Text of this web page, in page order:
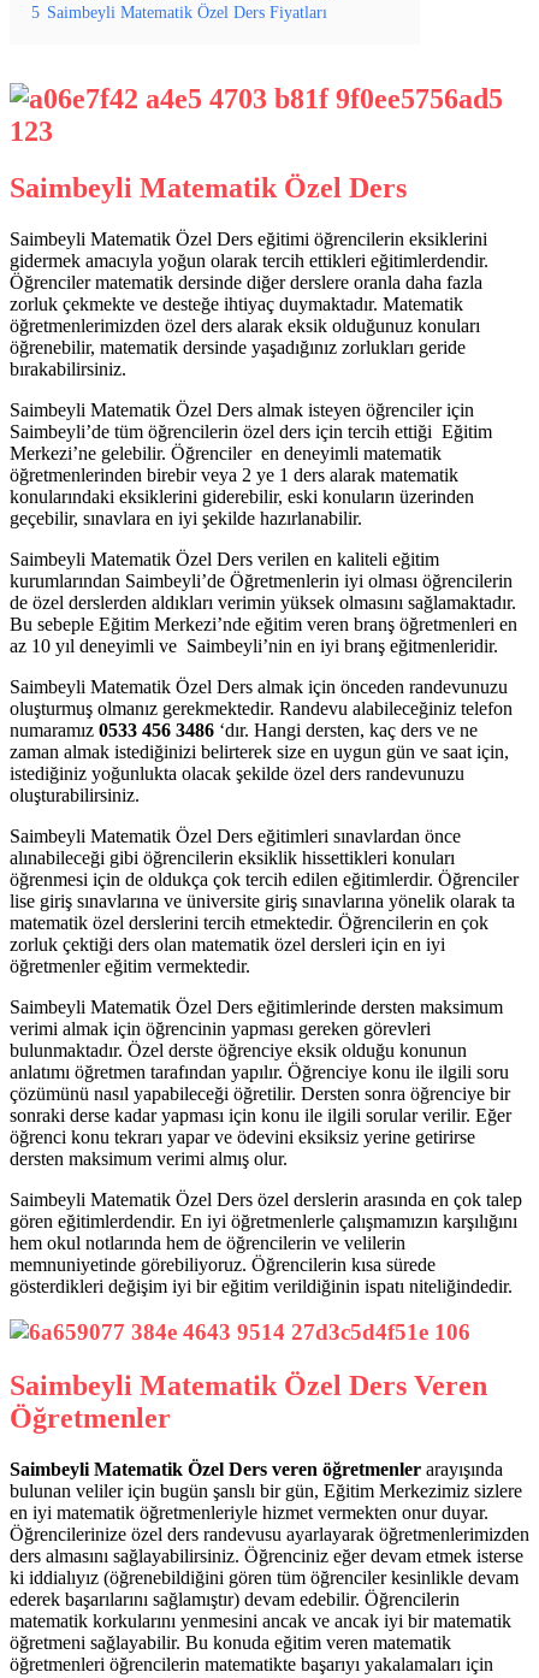
5 Saimbeyli Matematik Özel Ders Fiyatları
Saimbeyli Matematik Özel Ders
Saimbeyli Matematik Özel Ders eğitimi öğrencilerin eksiklerini
gidermek amacıyla yoğun olarak tercih ettikleri eğitimlerdendir.
Öğrenciler matematik dersinde diğer derslere oranla daha fazla
zorluk çekmekte ve desteğe ihtiyaç duymaktadır. Matematik
öğretmenlerimizden özel ders alarak eksik olduğunuz konuları
öğrenebilir, matematik dersinde yaşadığınız zorlukları geride
bırakabilirsiniz.
Saimbeyli Matematik Özel Ders almak isteyen öğrenciler için
Saimbeyli’de tüm öğrencilerin özel ders için tercih ettiği Eğitim
Merkezi’ne gelebilir. Öğrenciler en deneyimli matematik
öğretmenlerinden birebir veya 2 ye 1 ders alarak matematik
konularındaki eksiklerini giderebilir, eski konuların üzerinden
geçebilir, sınavlara en iyi şekilde hazırlanabilir.
Saimbeyli Matematik Özel Ders verilen en kaliteli eğitim
kurumlarından Saimbeyli’de Öğretmenlerin iyi olması öğrencilerin
de özel derslerden aldıkları verimin yüksek olmasını sağlamaktadır.
Bu sebeple Eğitim Merkezi’nde eğitim veren branş öğretmenleri en
az 10 yıl deneyimli ve Saimbeyli’nin en iyi branş eğitmenleridir.
Saimbeyli Matematik Özel Ders almak için önceden randevunuzu
oluşturmuş olmanız gerekmektedir. Randevu alabileceğiniz telefon
numaramız 0533 456 3486 ‘dır. Hangi dersten, kaç ders ve ne
zaman almak istediğinizi belirterek size en uygun gün ve saat için,
istediğiniz yoğunlukta olacak şekilde özel ders randevunuzu
oluşturabilirsiniz.
Saimbeyli Matematik Özel Ders eğitimleri sınavlardan önce
alınabileceği gibi öğrencilerin eksiklik hissettikleri konuları
öğrenmesi için de oldukça çok tercih edilen eğitimlerdir. Öğrenciler
lise giriş sınavlarına ve üniversite giriş sınavlarına yönelik olarak ta
matematik özel derslerini tercih etmektedir. Öğrencilerin en çok
zorluk çektiği ders olan matematik özel dersleri için en iyi
öğretmenler eğitim vermektedir.
Saimbeyli Matematik Özel Ders eğitimlerinde dersten maksimum
verimi almak için öğrencinin yapması gereken görevleri
bulunmaktadır. Özel derste öğrenciye eksik olduğu konunun
anlatımı öğretmen tarafından yapılır. Öğrenciye konu ile ilgili soru
çözümünü nasıl yapabileceği öğretilir. Dersten sonra öğrenciye bir
sonraki derse kadar yapması için konu ile ilgili sorular verilir. Eğer
öğrenci konu tekrarı yapar ve ödevini eksiksiz yerine getirirse
dersten maksimum verimi almış olur.
Saimbeyli Matematik Özel Ders özel derslerin arasında en çok talep
gören eğitimlerdendir. En iyi öğretmenlerle çalışmamızın karşılığını
hem okul notlarında hem de öğrencilerin ve velilerin
memnuniyetinde görebiliyoruz. Öğrencilerin kısa sürede
gösterdikleri değişim iyi bir eğitim verildiğinin ispatı niteliğindedir.
Saimbeyli Matematik Özel Ders Veren
Öğretmenler
Saimbeyli Matematik Özel Ders veren öğretmenler arayışında
bulunan veliler için bugün şanslı bir gün, Eğitim Merkezimiz sizlere
en iyi matematik öğretmenleriyle hizmet vermekten onur duyar.
Öğrencilerinize özel ders randevusu ayarlayarak öğretmenlerimizden
ders almasını sağlayabilirsiniz. Öğrenciniz eğer devam etmek isterse
ki iddialıyız (öğrenebildiğini gören tüm öğrenciler kesinlikle devam
ederek başarılarını sağlamıştır) devam edebilir. Öğrencilerin
matematik korkularını yenmesini ancak ve ancak iyi bir matematik
öğretmeni sağlayabilir. Bu konuda eğitim veren matematik
öğretmenleri öğrencilerin matematikte başarıyı yakalamaları için